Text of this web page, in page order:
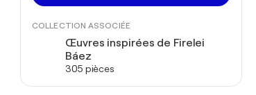
COLLECTION ASSOCIÉE
Œuvres inspirées de Firelei
Báez
305 pièces